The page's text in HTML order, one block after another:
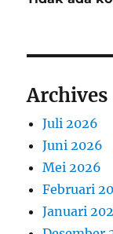
Archives
Juli 2026
Juni 2026
Mei 2026
Februari
Januari